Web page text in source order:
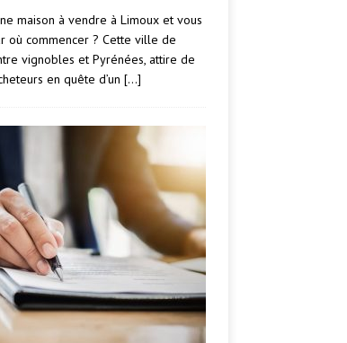
maison à vendre à Limoux et vous
où commencer ? Cette ville de
vignobles et Pyrénées, attire de
en quête d’un […]